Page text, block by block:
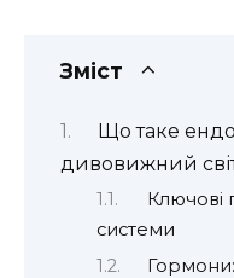
Зміст
Що таке
дивовижний
Ключові
системи